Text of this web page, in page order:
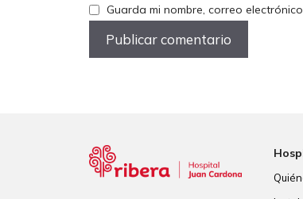
Guarda mi nombre, correo